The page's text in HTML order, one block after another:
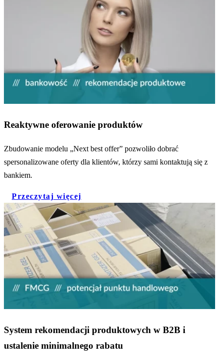
Reaktywne oferowanie produktów
Zbudowanie modelu „Next best offer” pozwoliło dobrać
spersonalizowane oferty dla klientów, którzy sami kontaktują się z
bankiem.
Przeczytaj więcej
System rekomendacji produktowych w B2B i
ustalenie minimalnego rabatu